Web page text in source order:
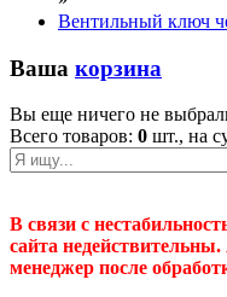
Вентильный ключ
Ваша корзина
Вы еще ничего не
Всего товаров: 0 шт., на
В связи с
сайта
менеджер после